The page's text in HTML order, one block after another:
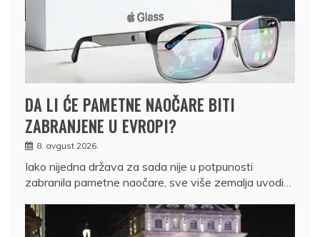
DA LI ĆE PAMETNE NAOČARE BITI
ZABRANJENE U EVROPI?
8. avgust 2026.
Iako nijedna država za sada nije u potpunosti
zabranila pametne naočare, sve više zemalja uvodi…